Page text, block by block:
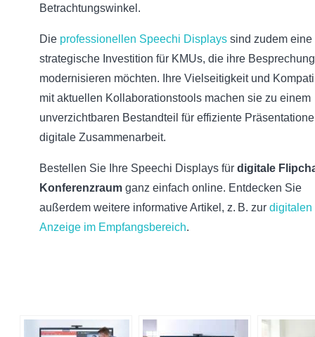
Betrachtungswinkel.
Die professionellen Speechi Displays sind zudem eine
strategische Investition für KMUs, die ihre
modernisieren möchten. Ihre Vielseitigkeit und
mit aktuellen Kollaborationstools machen sie zu einem
unverzichtbaren Bestandteil für effiziente
digitale Zusammenarbeit.
Bestellen Sie Ihre Speechi Displays für digitale
Konferenzraum ganz einfach online. Entdecken Sie
außerdem weitere informative Artikel, z. B. zur digitalen
Anzeige im Empfangsbereich.